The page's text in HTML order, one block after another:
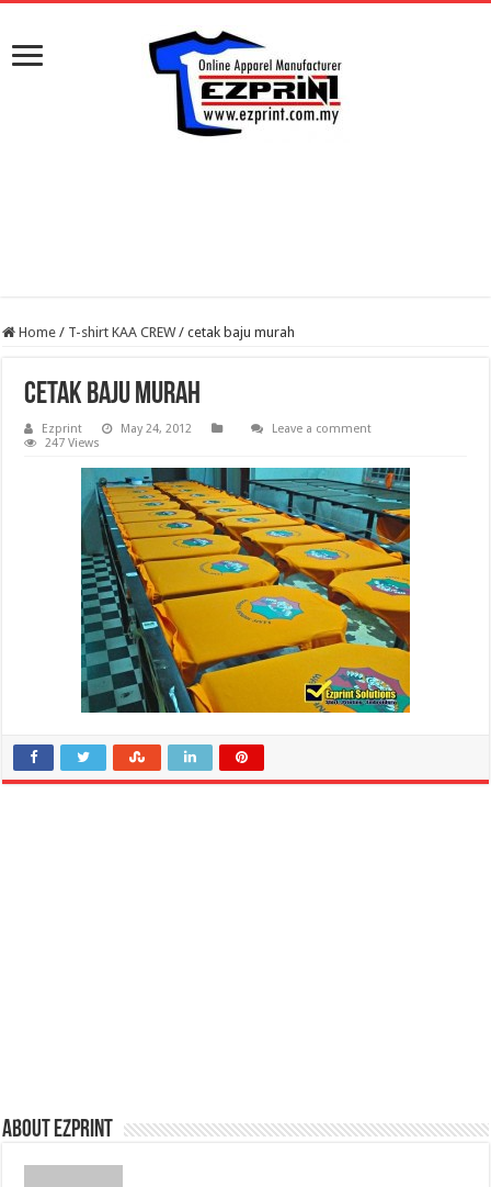
Home / T-shirt KAA CREW / cetak baju murah
cetak baju murah
Ezprint May 24, 2012
Leave a comment
247 Views
About Ezprint